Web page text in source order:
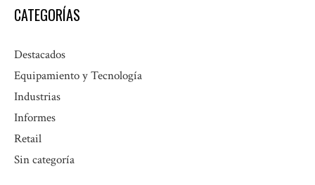
CATEGORÍAS
Destacados
Equipamiento y Tecnología
Industrias
Informes
Retail
Sin categoría